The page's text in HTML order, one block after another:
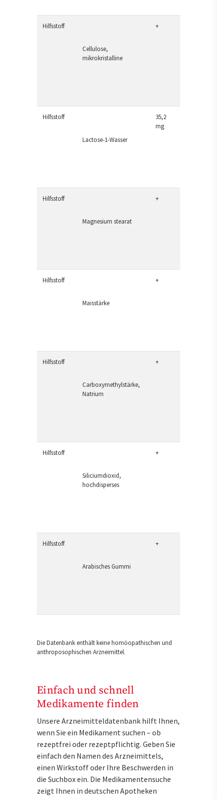
Hilfsstoff
Cellulose,
mikrokristalline
+
Hilfsstoff
Lactose-1-Wasser
35,2
mg
Hilfsstoff
Magnesium stearat
+
Hilfsstoff
Maisstärke
+
Hilfsstoff
Carboxymethylstärke,
Natrium
+
Hilfsstoff
Siliciumdioxid,
hochdisperses
+
Hilfsstoff
Arabisches Gummi
+
Die Datenbank enthält keine homöopathischen und
anthroposophischen Arzneimittel.
Einfach und schnell
Medikamente finden
Unsere Arzneimitteldatenbank hilft Ihnen,
wenn Sie ein Medikament suchen – ob
rezeptfrei oder rezeptpflichtig. Geben Sie
einfach den Namen des Arzneimittels,
einen Wirkstoff oder Ihre Beschwerden in
die Suchbox ein. Die Medikamentensuche
zeigt Ihnen in deutschen Apotheken